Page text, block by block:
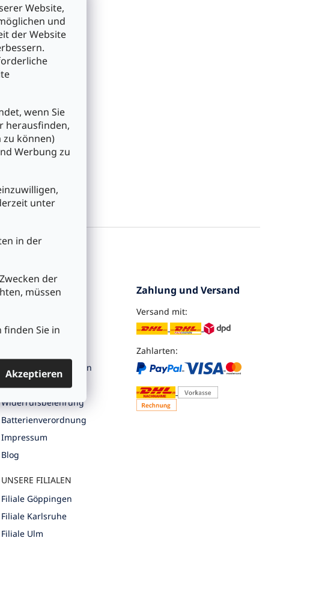
Website,
und
der Website
wenn Sie
herausfinden,
zu können)
Werbung zu
unter
in der
der
müssen
Sie in
Akzeptieren
Kundenservice
AGB
Versandinformationen
Datenschutz
Widerrufsbelehrung
Batterienverordnung
Impressum
Blog
UNSERE FILIALEN
Filiale Göppingen
Filiale Karlsruhe
Filiale Ulm
Zahlung und Versand
Versand mit:
Zahlarten: